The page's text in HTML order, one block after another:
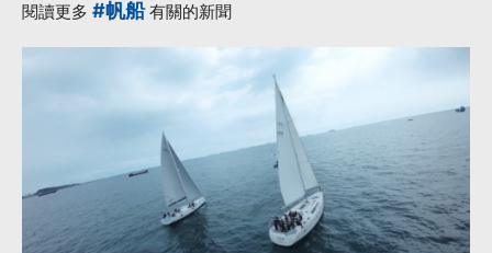
閱讀更多 #帆船有關的新聞